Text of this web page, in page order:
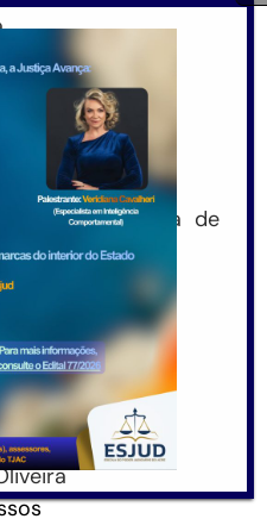
Filho
Fialho Bezerra de
e Sousa
Moreno
Ribeiro